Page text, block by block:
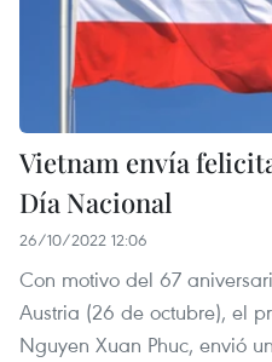
Vietnam envía
Día Nacional
26/10/2022 12:06
Con motivo del 67
Austria (26 de octubre), el
Nguyen Xuan Phuc, envió